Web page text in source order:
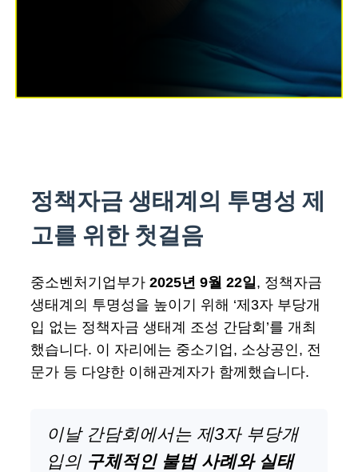
정책자금 생태계의 투명성 제
고를 위한 첫걸음
중소벤처기업부가2025년 9월 22일 , 정책자금
생태계의 투명성을 높이기 위해 ‘제3자 부당개
입 없는 정책자금 생태계 조성 간담회’를 개최
했습니다. 이 자리에는 중소기업, 소상공인, 전
문가 등 다양한 이해관계자가 함께했습니다.
이날 간담회에서는 제3자 부당개
입의 구체적인 불법 사례와 실태